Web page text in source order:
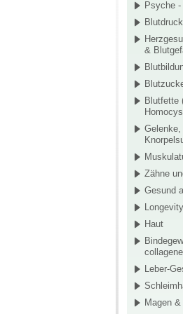
Psyche
Blutdruck
&
Blutfette
Zähne
Gesund
Haut
Leber-
Magen &